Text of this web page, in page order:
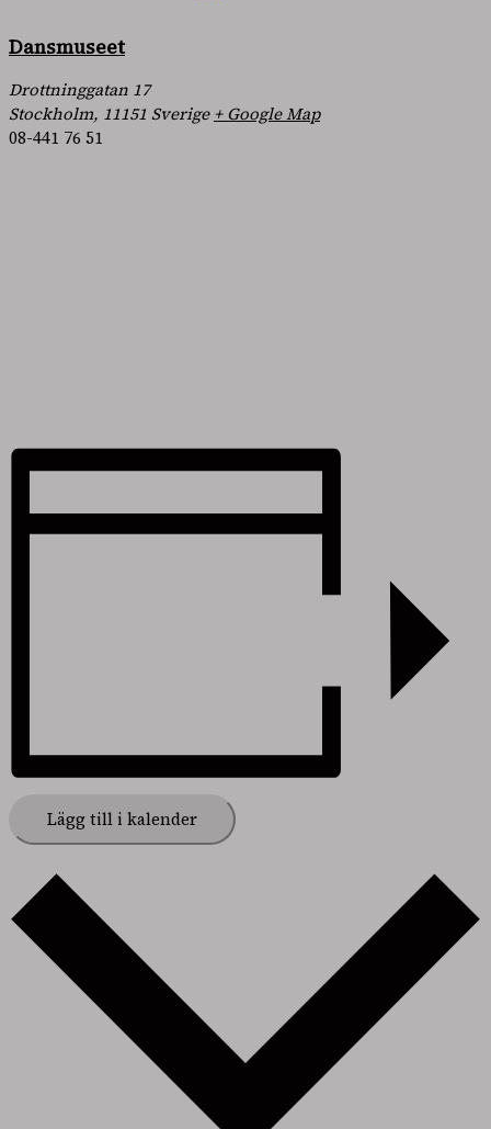
Dansmuseet
Drottninggatan 17
Stockholm, 11151 Sverige + Google Map
08-441 76 51
Lägg till i kalender